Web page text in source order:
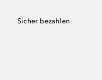
Sicher bezahlen